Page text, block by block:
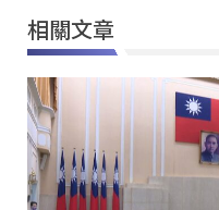
相關文章